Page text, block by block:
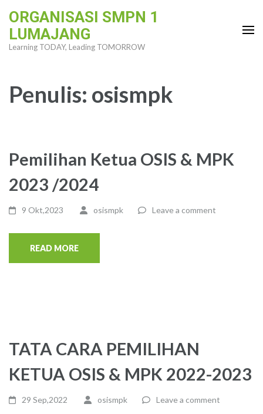
content
ORGANISASI SMPN 1
LUMAJANG
Learning TODAY, Leading TOMORROW
Penulis: osismpk
Pemilihan Ketua OSIS & MPK
2023 /2024
9 Okt,2023 osismpk Leave a comment
READ MORE
TATA CARA PEMILIHAN
KETUA OSIS & MPK 2022-2023
29 Sep,2022 osismpk Leave a comment